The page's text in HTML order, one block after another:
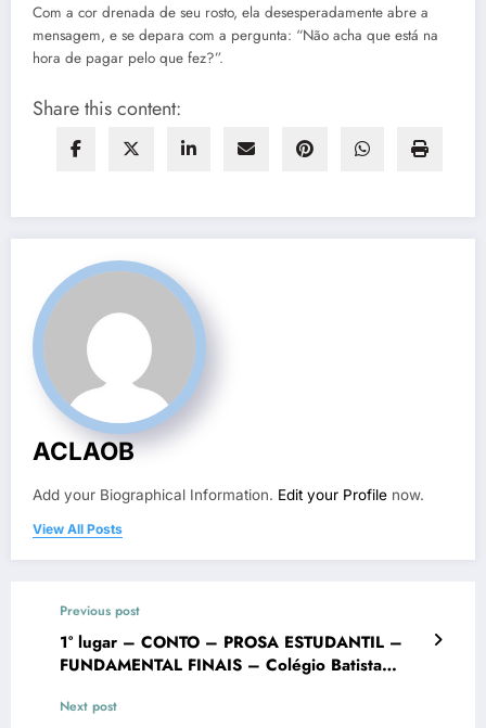
Com a cor drenada de seu rosto, ela desesperadamente abre a
mensagem, e se depara com a pergunta: “Não acha que está na
hora de pagar pelo que fez?”.
Share this content:
ACLAOB
Add your Biographical Information. Edit your Profile now.
View All Posts
Previous post
1° lugar – CONTO – PROSA ESTUDANTIL –
FUNDAMENTAL FINAIS – Colégio Batista
Literário “Cidade de Ouro Branco”
Next post